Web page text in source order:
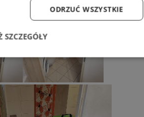
ODRZUĆ WSZYSTKIE
SZCZEGÓŁY
Wydajność Targetowanie